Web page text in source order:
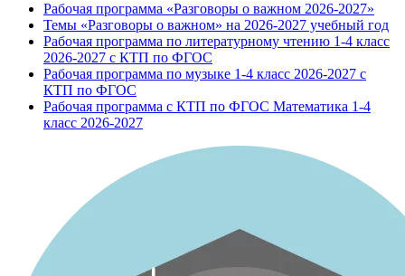
Рабочая программа «Разговоры о важном 2026-2027»
Темы «Разговоры о важном» на 2026-2027 учебный год
Рабочая программа по литературному чтению 1-4 класс
2026-2027 с КТП по ФГОС
Рабочая программа по музыке 1-4 класс 2026-2027 с
КТП по ФГОС
Рабочая программа с КТП по ФГОС Математика 1-4
класс 2026-2027